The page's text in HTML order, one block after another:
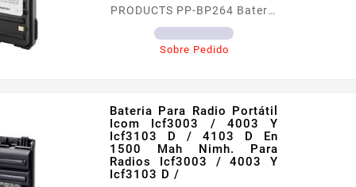
PRODUCTS PP-BP264 Bateria
Nimh Para Radios Icom
Icf3003/4003 F3103d/4103d
F3103D4103D F3210D4210D
1500 mAh Son fabricadas
con los más rigurosos
controles de calidad Pista
Sobre Pedido
Bateria Para Radio Portátil
Icom Icf3003 / 4003 Y
Icf3103 D / 4103 D En
1500 Mah Nimh. Para
Radios Icf3003 / 4003 Y
Icf3103 D /